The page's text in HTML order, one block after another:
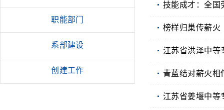
职能部门
系部建设
创建工作
技能成才：全国
榜样归巢传薪
江苏省洪泽中等
青蓝结对薪火
江苏省姜堰中等